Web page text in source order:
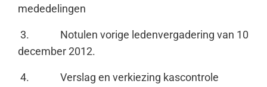
mededelingen
3. Notulen vorige ledenvergadering van 10
december 2012.
4. Verslag en verkiezing kascontrole